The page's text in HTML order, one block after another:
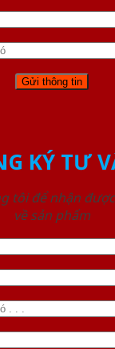
KÝ TƯ
tôi để nhận
về sản phẩm